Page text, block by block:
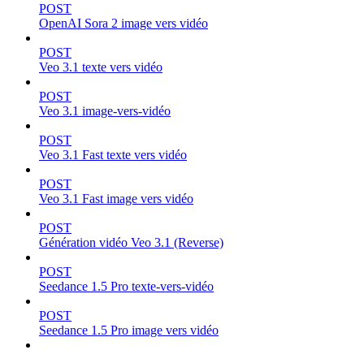
POST
OpenAI Sora 2 image vers vidéo
POST
Veo 3.1 texte vers vidéo
POST
Veo 3.1 image-vers-vidéo
POST
Veo 3.1 Fast texte vers vidéo
POST
Veo 3.1 Fast image vers vidéo
POST
Génération vidéo Veo 3.1 (Reverse)
POST
Seedance 1.5 Pro texte-vers-vidéo
POST
Seedance 1.5 Pro image vers vidéo